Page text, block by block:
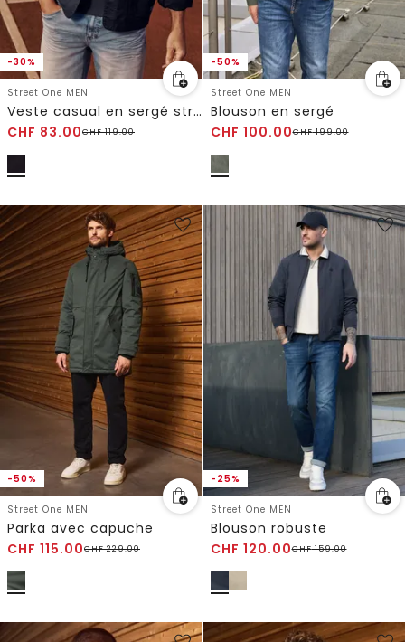
-30%
Street One MEN
Veste casual en sergé stretch au look délavé
CHF 83.00CHF119.00
-50%
Street One MEN
Blouson en sergé
CHF 100.00CHF199.00
-50%
Street One MEN
Parka avec capuche
CHF 115.00CHF229.00
-25%
Street One MEN
Blouson robuste
CHF 120.00CHF159.00